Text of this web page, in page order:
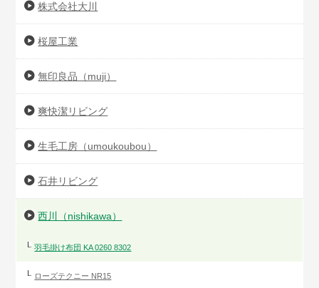
株式会社大川
桜屋工業
無印良品（muji）
爽快潔リビング
生毛工房（umoukoubou）
石井リビング
西川（nishikawa）
羽毛掛け布団 KA 0260 8302
ローズテクニー NR15